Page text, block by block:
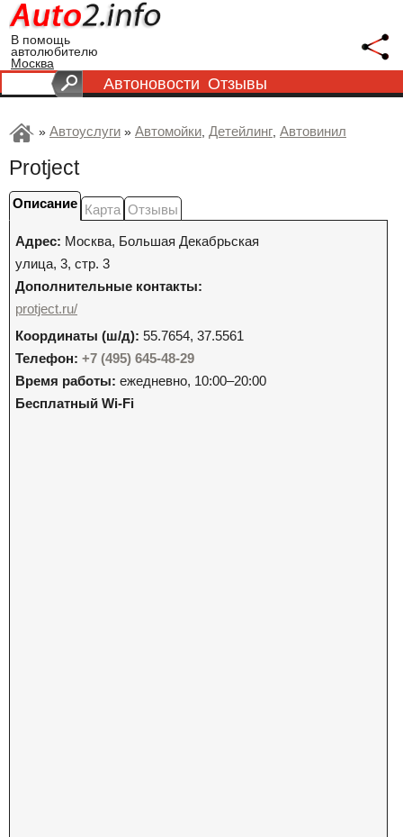
В помощь
автолюбителю
Москва
Автоновости Отзывы
» Автоуслуги » Автомойки, Детейлинг, Автовинил
Protject
Описание Карта Отзывы
Адрес: Москва, Большая Декабрьская
улица, 3, стр. 3
Дополнительные контакты:
protject.ru/
Координаты (ш/д): 55.7654, 37.5561
Телефон: +7 (495) 645-48-29
Время работы: ежедневно, 10:00–20:00
Бесплатный Wi-Fi